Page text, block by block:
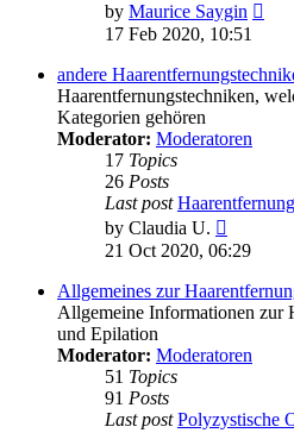
by Maurice Saygin
post
17 Feb 2020, 10:51
andere
Haarentfernungstechniken,
Kategorien gehören
Moderator: Moderatoren
17 Topics
26 Posts
Last post
by Claudia U.
the
post
21 Oct 2020, 06:29
Allgemeines zur
Allgemeine Informationen zur
und Epilation
Moderator: Moderatoren
51 Topics
91 Posts
Last post Polyzystische